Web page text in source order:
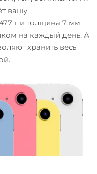
вашу
г и толщина 7 мм
на каждый день. А
хранить весь